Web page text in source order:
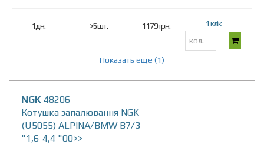
1дн. >5шт. 1179 грн. 1 клік
Показать еще (1)
NGK 48206
Котушка запалювання NGK
(U5055) ALPINA/BMW B7/3
"1,6-4,4 "00>>